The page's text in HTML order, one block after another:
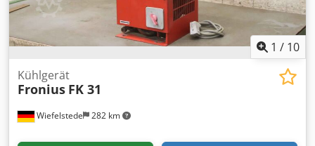
1 / 10
Wiefelstede 282 km
Kühlgerät
Fronius FK 31